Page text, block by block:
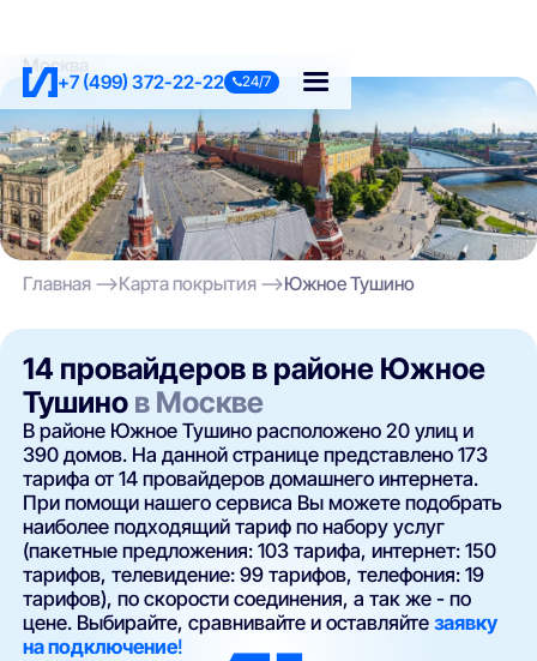
+7 (499) 372-22-22 24/7
Москва
Главная Карта покрытия Южное Тушино
14 провайдеров в районе Южное
Тушино в Москве
В районе Южное Тушино расположено 20 улиц и
390 домов. На данной странице представлено 173
тарифа от 14 провайдеров домашнего интернета.
При помощи нашего сервиса Вы можете подобрать
наиболее подходящий тариф по набору услуг
(пакетные предложения: 103 тарифа, интернет: 150
тарифов, телевидение: 99 тарифов, телефония: 19
тарифов), по скорости соединения, а так же - по
цене. Выбирайте, сравнивайте и оставляйтезаявку
на подключение!